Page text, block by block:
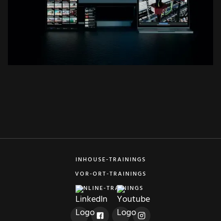
INHOUSE-TRAININGS
VOR-ORT-TRAININGS
ONLINE-TRAININGS